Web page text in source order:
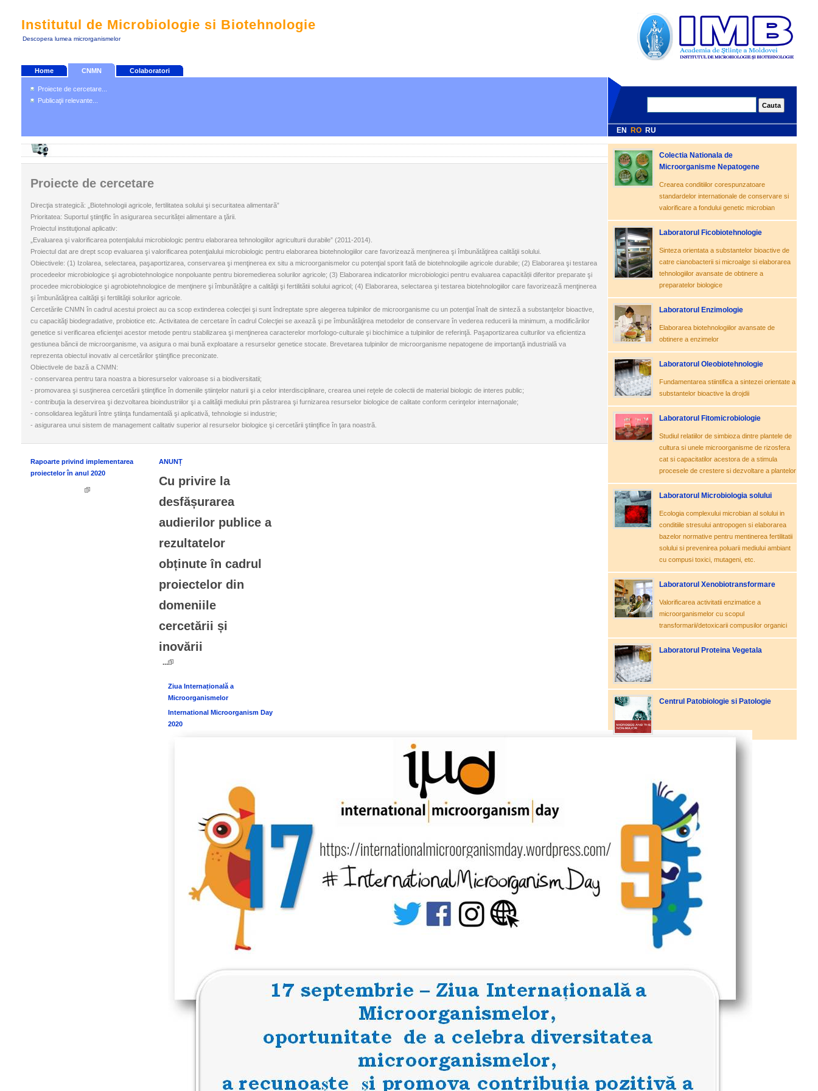
Institutul de Microbiologie si Biotehnologie
Descopera lumea microrganismelor
Home CNMN Colaboratori
Proiecte de cercetare...
Publicaţii relevante...
EN RO RU
Proiecte de cercetare
Direcţia strategică: „Biotehnologii agricole, fertilitatea solului şi securitatea alimentară”
Prioritatea: Suportul ştiinţific în asigurarea securităței alimentare a ţării.
Proiectul instituţional aplicativ:
„Evaluarea şi valorificarea potenţialului microbiologic pentru elaborarea tehnologiilor agriculturii durabile” (2011-2014).
Proiectul dat are drept scop evaluarea şi valorificarea potenţialului microbiologic pentru elaborarea biotehnologiilor care favorizează menţinerea şi îmbunătăţirea calităţii solului.
Obiectivele: (1) Izolarea, selectarea, paşaportizarea, conservarea şi menţinerea ex situ a microorganismelor cu potenţial sporit fată de biotehnologiile agricole durabile; (2) Elaborarea şi testarea
procedeelor microbiologice şi agrobiotehnologice nonpoluante pentru bioremedierea solurilor agricole; (3) Elaborarea indicatorilor microbiologici pentru evaluarea capacității diferitor preparate şi
procedee microbiologice şi agrobiotehnologice de menţinere şi îmbunătăţire a calităţii şi fertilitătii solului agricol; (4) Elaborarea, selectarea şi testarea biotehnologiilor care favorizează menţinerea
şi îmbunătăţirea calităţii şi fertilităţii solurilor agricole.
Cercetările CNMN în cadrul acestui proiect au ca scop extinderea colecţiei şi sunt îndreptate spre alegerea tulpinilor de microorganisme cu un potenţial înalt de sinteză a substanţelor bioactive,
cu capacităţi biodegradative, probiotice etc. Activitatea de cercetare în cadrul Colecţiei se axează şi pe îmbunătăţirea metodelor de conservare în vederea reducerii la minimum, a modificărilor
genetice si verificarea eficienţei acestor metode pentru stabilizarea şi menţinerea caracterelor morfologo-culturale şi biochimice a tulpinilor de referinţă. Paşaportizarea culturilor va eficientiza
gestiunea băncii de microorganisme, va asigura o mai bună exploatare a resurselor genetice stocate. Brevetarea tulpinilor de microorganisme nepatogene de importanţă industrială va
reprezenta obiectul inovativ al cercetărilor ştiinţifice preconizate.
Obiectivele de bază a CNMN:
- conservarea pentru tara noastra a bioresurselor valoroase si a biodiversitatii;
- promovarea şi susţinerea cercetării ştiinţifice în domeniile ştiinţelor naturii şi a celor interdisciplinare, crearea unei reţele de colectii de material biologic de interes public;
- contribuţia la deservirea şi dezvoltarea bioindustriilor şi a calităţii mediului prin păstrarea şi furnizarea resurselor biologice de calitate conform cerinţelor internaţionale;
- consolidarea legăturii între ştiinţa fundamentală şi aplicativă, tehnologie si industrie;
- asigurarea unui sistem de management calitativ superior al resurselor biologice şi cercetării ştiinţifice în ţara noastră.
Rapoarte privind implementarea
proiectelor în anul 2020
ANUNȚ
Cu privire la
desfășurarea
audierilor publice a
rezultatelor
obținute în cadrul
proiectelor din
domeniile
cercetării și
inovării
...
Ziua Internațională a
Microorganismelor
International Microorganism Day
2020
Colectia Nationala de
Microorganisme Nepatogene
Crearea conditiilor corespunzatoare
standardelor internationale de conservare si
valorificare a fondului genetic microbian
Laboratorul Ficobiotehnologie
Sinteza orientata a substantelor bioactive de
catre cianobacterii si microalge si elaborarea
tehnologiilor avansate de obtinere a
preparatelor biologice
Laboratorul Enzimologie
Elaborarea biotehnologiilor avansate de
obtinere a enzimelor
Laboratorul Oleobiotehnologie
Fundamentarea stiintifica a sintezei orientate a
substantelor bioactive la drojdii
Laboratorul Fitomicrobiologie
Studiul relatiilor de simbioza dintre plantele de
cultura si unele microorganisme de rizosfera
cat si capacitatilor acestora de a stimula
procesele de crestere si dezvoltare a plantelor
Laboratorul Microbiologia solului
Ecologia complexului microbian al solului in
conditiile stresului antropogen si elaborarea
bazelor normative pentru mentinerea fertilitatii
solului si prevenirea poluarii mediului ambiant
cu compusi toxici, mutageni, etc.
Laboratorul Xenobiotransformare
Valorificarea activitatii enzimatice a
microorganismelor cu scopul
transformarii/detoxicarii compusilor organici
Laboratorul Proteina Vegetala
Centrul Patobiologie si Patologie